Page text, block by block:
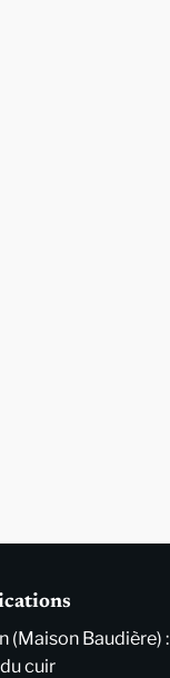
(Maison Baudière) :
cuir